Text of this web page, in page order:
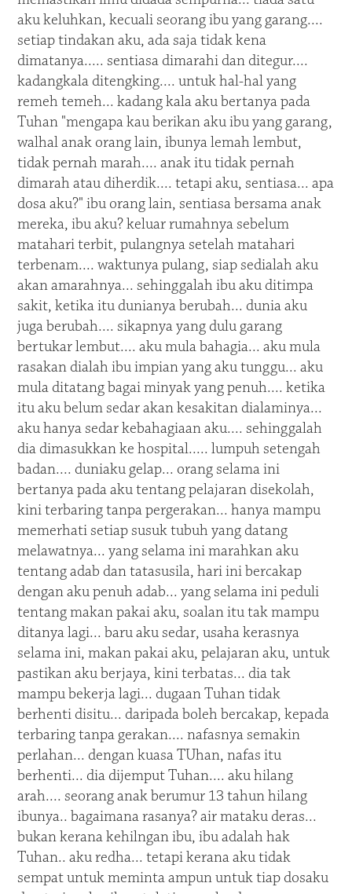
aku keluhkan, kecuali seorang ibu yang garang....
setiap tindakan aku, ada saja tidak kena
dimatanya..... sentiasa dimarahi dan ditegur....
kadangkala ditengking.... untuk hal-hal yang
remeh temeh... kadang kala aku bertanya pada
Tuhan "mengapa kau berikan aku ibu yang garang,
walhal anak orang lain, ibunya lemah lembut,
tidak pernah marah.... anak itu tidak pernah
dimarah atau diherdik.... tetapi aku, sentiasa... apa
dosa aku?" ibu orang lain, sentiasa bersama anak
mereka, ibu aku? keluar rumahnya sebelum
matahari terbit, pulangnya setelah matahari
terbenam.... waktunya pulang, siap sedialah aku
akan amarahnya... sehinggalah ibu aku ditimpa
sakit, ketika itu dunianya berubah... dunia aku
juga berubah.... sikapnya yang dulu garang
bertukar lembut.... aku mula bahagia... aku mula
rasakan dialah ibu impian yang aku tunggu... aku
mula ditatang bagai minyak yang penuh.... ketika
itu aku belum sedar akan kesakitan dialaminya...
aku hanya sedar kebahagiaan aku.... sehinggalah
dia dimasukkan ke hospital..... lumpuh setengah
badan.... duniaku gelap... orang selama ini
bertanya pada aku tentang pelajaran disekolah,
kini terbaring tanpa pergerakan... hanya mampu
memerhati setiap susuk tubuh yang datang
melawatnya... yang selama ini marahkan aku
tentang adab dan tatasusila, hari ini bercakap
dengan aku penuh adab... yang selama ini peduli
tentang makan pakai aku, soalan itu tak mampu
ditanya lagi... baru aku sedar, usaha kerasnya
selama ini, makan pakai aku, pelajaran aku, untuk
pastikan aku berjaya, kini terbatas... dia tak
mampu bekerja lagi... dugaan Tuhan tidak
berhenti disitu... daripada boleh bercakap, kepada
terbaring tanpa gerakan.... nafasnya semakin
perlahan... dengan kuasa TUhan, nafas itu
berhenti... dia dijemput Tuhan.... aku hilang
arah.... seorang anak berumur 13 tahun hilang
ibunya.. bagaimana rasanya? air mataku deras...
bukan kerana kehilngan ibu, ibu adalah hak
Tuhan.. aku redha... tetapi kerana aku tidak
sempat untuk meminta ampun untuk tiap dosaku